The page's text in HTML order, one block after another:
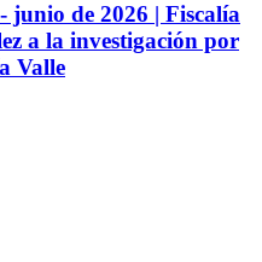
junio de 2026 | Fiscalía
a la investigación por
Valle